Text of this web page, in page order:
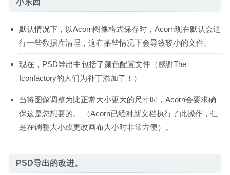
默认情况下，以Acorn图像格式保存时，Acorn现在默认会进
行一些数据库清理，这在某些情况下会导致较小的文件。
现在，PSD导出中包括了颜色配置文件（感谢The
Iconfactory的人们为补丁添加了！）
当将图像调整为比正常大小更大的尺寸时，Acorn会要求确
保这是您想要的。 （Acorn已经对新文档执行了此操作，但
是在调整大小或更改画布大小时非常方便）。
PSD导出的改进。